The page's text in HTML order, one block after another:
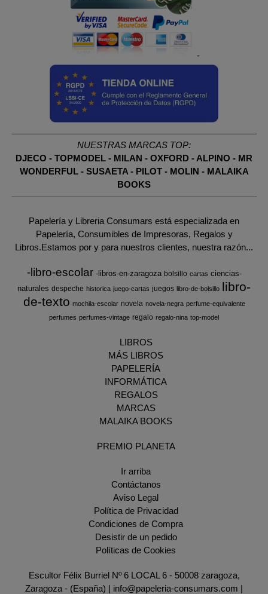
-
NUESTRAS MARCAS TOP:
DJECO - TOPMODEL - MILAN - OXFORD - ALPINO - MR
WONDERFUL- SUSAETA- PILOT- MOLIN - MALAIKA
BOOKS
Papelería y Libreria Consumars está especializada en
Papelería, Consumibles de Impresoras, Regalos y
Libros.Estamos por y para nuestros clientes, nuestra razón...
-libro-escolar -libros-en-zaragoza bolsillo cartas ciencias-
naturales despeche historica juego-cartas juegos libro-de-bolsillo libro-
de-texto mochila-escolar novela novela-negra perfume-equivalente
perfumes perfumes-vintage regalo regalo-nina top-model
LIBROS
MÁS LIBROS
PAPELERÍA
INFORMÁTICA
REGALOS
MARCAS
MALAIKA BOOKS
PREMIO PLANETA
Ir arriba
Contáctanos
Aviso Legal
Política de Privacidad
Condiciones de Compra
Desistir de un pedido
Políticas de Cookies
Escultor Félix Burriel Nº 6 LOCAL 6 - 50008 zaragoza,
Zaragoza - (España) | info@papeleria-consumars.com |